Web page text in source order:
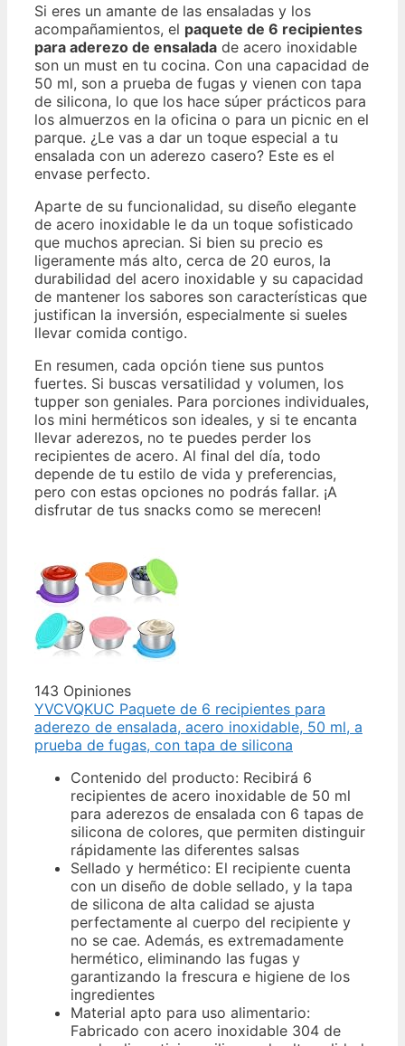
Si eres un amante de las ensaladas y los
acompañamientos, el paquete de 6 recipientes
para aderezo de ensalada de acero inoxidable
son un must en tu cocina. Con una capacidad de
50 ml, son a prueba de fugas y vienen con tapa
de silicona, lo que los hace súper prácticos para
los almuerzos en la oficina o para un picnic en el
parque. ¿Le vas a dar un toque especial a tu
ensalada con un aderezo casero? Este es el
envase perfecto.
Aparte de su funcionalidad, su diseño elegante
de acero inoxidable le da un toque sofisticado
que muchos aprecian. Si bien su precio es
ligeramente más alto, cerca de 20 euros, la
durabilidad del acero inoxidable y su capacidad
de mantener los sabores son características que
justifican la inversión, especialmente si sueles
llevar comida contigo.
En resumen, cada opción tiene sus puntos
fuertes. Si buscas versatilidad y volumen, los
tupper son geniales. Para porciones individuales,
los mini herméticos son ideales, y si te encanta
llevar aderezos, no te puedes perder los
recipientes de acero. Al final del día, todo
depende de tu estilo de vida y preferencias,
pero con estas opciones no podrás fallar. ¡A
disfrutar de tus snacks como se merecen!
143 Opiniones
YVCVQKUC Paquete de 6 recipientes para
aderezo de ensalada, acero inoxidable, 50 ml, a
prueba de fugas, con tapa de silicona
Contenido del producto: Recibirá 6
recipientes de acero inoxidable de 50 ml
para aderezos de ensalada con 6 tapas de
silicona de colores, que permiten distinguir
rápidamente las diferentes salsas
Sellado y hermético: El recipiente cuenta
con un diseño de doble sellado, y la tapa
de silicona de alta calidad se ajusta
perfectamente al cuerpo del recipiente y
no se cae. Además, es extremadamente
hermético, eliminando las fugas y
garantizando la frescura e higiene de los
ingredientes
Material apto para uso alimentario:
Fabricado con acero inoxidable 304 de